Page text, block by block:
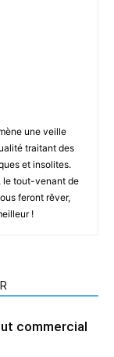
une veille
traitant des
et insolites.
le tout-venant de
feront rêver,
!
commercial